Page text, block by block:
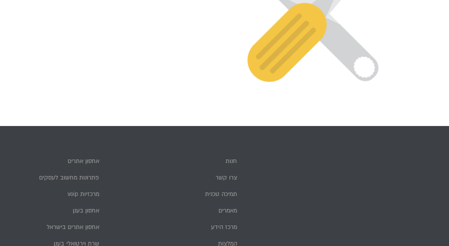
אחסון אתרים
פתרונות מחשוב לעסקים
מרכזיות voip
אחסון בענן
אחסון אתרים בישראל
שרת וירטואלי בענן
חנות
צרו קשר
תמיכה טכנית
מאמרים
מרכז הידע
המלצות